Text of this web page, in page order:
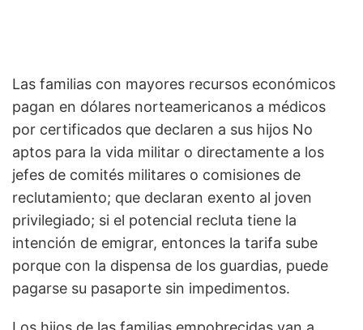
Las familias con mayores recursos económicos
pagan en dólares norteamericanos a médicos
por certificados que declaren a sus hijos No
aptos para la vida militar o directamente a los
jefes de comités militares o comisiones de
reclutamiento; que declaran exento al joven
privilegiado; si el potencial recluta tiene la
intención de emigrar, entonces la tarifa sube
porque con la dispensa de los guardias, puede
pagarse su pasaporte sin impedimentos.